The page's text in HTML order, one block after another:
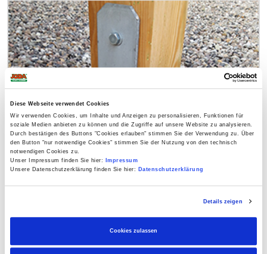
Diese Webseite verwendet Cookies
Wir verwenden Cookies, um Inhalte und Anzeigen zu personalisieren, Funktionen für
soziale Medien anbieten zu können und die Zugriffe auf unsere Website zu analysieren.
Durch bestätigen des Buttons "Cookies erlauben" stimmen Sie der Verwendung zu. Über
den Button "nur notwendige Cookies" stimmen Sie der Nutzung von den technisch
notwendigen Cookies zu.
Unser Impressum finden Sie hier:
Impressum
Unsere Datenschutzerklärung finden Sie hier:
Datenschutzerklärung
Details zeigen
Cookies zulassen
H-Pfostenanker besonders schwer, 8x80x800 mm, für